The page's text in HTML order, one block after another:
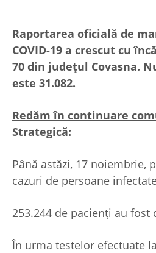
Raportarea oficială de
COVID-19 a crescut cu
70 din județul Covasna.
este 31.082.
Redăm în continuare
Strategică:
Până astăzi, 17 noiembrie,
cazuri de persoane
253.244 de pacienți au fost
În urma testelor efectuate